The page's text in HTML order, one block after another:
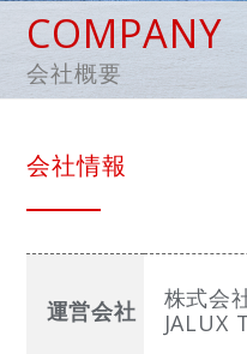
COMPANY
会社概要
会社情報
運営会社
株式会
JALUX